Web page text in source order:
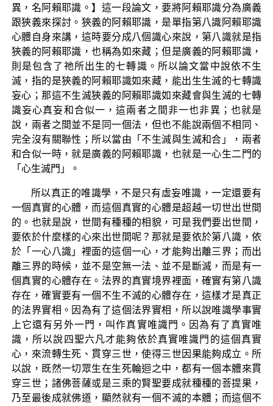
異，名阿賴耶識。】這一段論文，要將阿賴耶識分為廣義
跟狹義來探討。狹義的阿賴耶識，是單指第八識阿賴耶識
心體自身來講，這時要分成八個識心來說，第八識就是指
狹義的阿賴耶識，也稱為如來藏；但是廣義的阿賴耶識，
則是包含了祂所出生的七轉識。所以論文當中說依不生
滅，指的是狹義的阿賴耶識如來藏，能出生生滅的七轉識
妄心；那這不生滅狹義的阿賴耶識如來藏會與生滅的七轉
識妄心真妄和合似一，這兩者之間非一也非異；也就是
說，兩者之間並不是同一個法，但也不能說兩個不相同、
完全沒有關聯性；所以當由「不生滅與生滅和合」，兩者
和合似一時，就是廣義的阿賴耶識，也就是一心生二門的
「心生滅門」。
所以真正的唯識學，不是只有虛妄唯識，一定還要有
一個真實的心體，而這個真實的心體是超越一切世出世間
的。也就是說，世間有種種的相貌，可是我們要出世間，
要依於什麼樣的心來出世間呢？那就是要依於第八識，依
於「一心八識」裡面的這個一心，才能夠出離三界；而出
離三界的時候，並不是空無一法、並不是斷滅，而是有一
個真實的心體存在。法界的真實境界裡面，確實有第八識
存在，確實要有一個不生不滅的心體存在，這樣才是真正
的法界實相。因為有了這個法界實相，所以說唯識學事實
上它還有另外一門，叫作真實唯識門。因為有了真實唯
識，所以說四聖六凡才能夠依於真實唯識門的這個真實
心，來流轉生死、貫穿三世，使得三世因果能夠成立。所
以說，既然一切眾生在生死輪迴之中，都有一個本體來貫
穿三世；諸佛菩薩或是三乘的賢聖要成就種種的菩提果，
乃至最後成就佛道，顯然就有一個不滅的本體；而這個不